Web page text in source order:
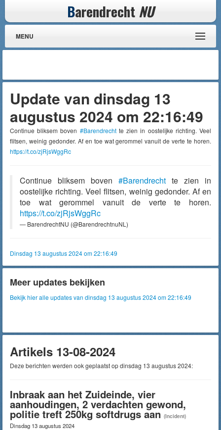
Barendrecht NU
MENU
Update van dinsdag 13
augustus 2024 om 22:16:49
Continue bliksem boven #Barendrechtte zien in oostelijke richting. Veel
flitsen, weinig gedonder. Af en toe wat gerommel vanuit de verte te horen.
https://t.co/zjRjsWggRc
Continue bliksem boven #Barendrecht te zien in
oostelijke richting. Veel flitsen, weinig gedonder. Af en
toe wat gerommel vanuit de verte te horen.
https://t.co/zjRjsWggRc
— BarendrechtNU (@BarendrechtnuNL)
Dinsdag 13 augustus 2024 om 22:16:49
Meer updates bekijken
Bekijk hier alle updates van dinsdag 13 augustus 2024 om 22:16:49
Artikels 13-08-2024
Deze berichten werden ook geplaatst op dinsdag 13 augustus 2024:
Inbraak aan het Zuideinde, vier
aanhoudingen, 2 verdachten gewond,
politie treft 250kg softdrugs aan (Incident)
Dinsdag 13 augustus 2024